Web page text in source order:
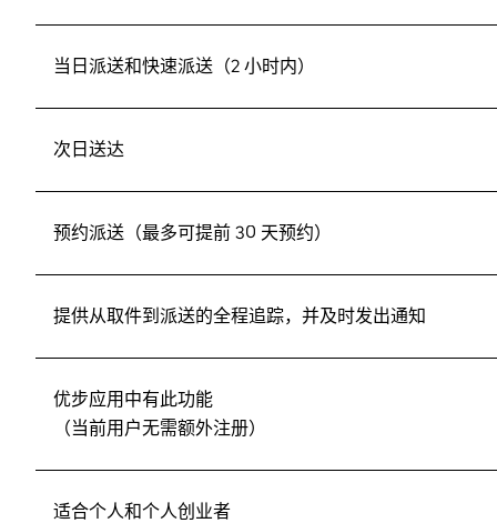
当日派送和快速派送（2 小时内）
次日送达
预约派送（最多可提前 30 天预约）
提供从取件到派送的全程追踪，并及时发出通知
优步应用中有此功能
（当前用户无需额外注册）
适合个人和个人创业者